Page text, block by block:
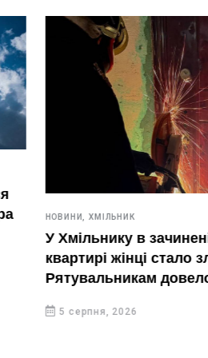
НОВИНИ, ХМІЛЬНИК
У Хмільнику в зачиненій
квартирі жінці стало зле.
Рятувальникам довелось
5 серпня, 2026